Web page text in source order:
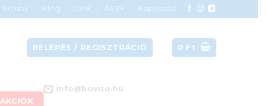
Rólunk Blog GYIK ÁSZF
Kapcsolat
BELÉPÉS / REGISZTRÁCIÓ 0 Ft
AKCIÓK
info@bovito.hu